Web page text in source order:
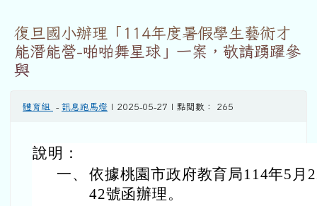
復旦國小辦理「114年度暑假學生藝術才
能潛能營-啪啪舞星球」一案，敬請踴躍參
與
體育組 - 訊息跑馬燈 | 2025-05-27 | 點閱數： 265
說明：
一、 依據桃園市政府教育局114年5月
42號函辦理。